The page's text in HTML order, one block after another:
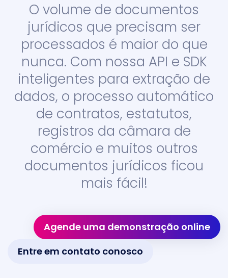
O volume de documentos
jurídicos que precisam ser
processados é maior do que
nunca. Com nossa API e SDK
inteligentes para extração de
dados, o processo automático
de contratos, estatutos,
registros da câmara de
comércio e muitos outros
documentos jurídicos ficou
mais fácil!
Agende uma demonstração online
Entre em contato conosco